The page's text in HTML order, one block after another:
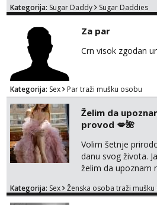
Tel:064/677-677 - Kod: #72
tel:0,93€ - mob:1,12€ min
Kategorija: Sugar Daddy Sugar Daddies
Za par
Crn visok zgodan
Kategorija: Sex Par traži mušku osobu
Želim da
provod 💋🌺
Volim šetnje
danu svog života.
želim da upoznam
na link ispod i
Kategorija: Sex Ženska osoba traži